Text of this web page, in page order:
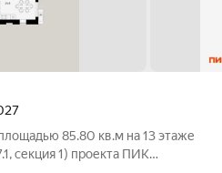
85.80 кв.м на 13 этаже
секция 1) проекта ПИК